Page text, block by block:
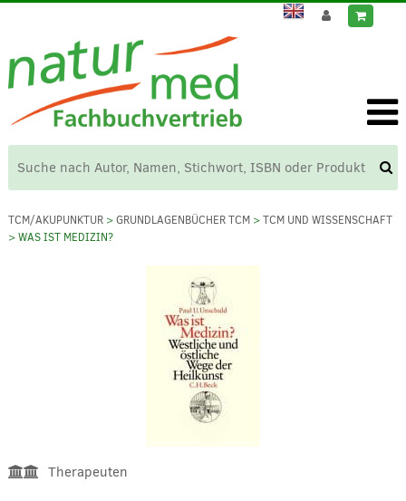
TCM/AKUPUNKTUR>GRUNDLAGENBÜCHER TCM>TCM UND WISSENSCHAFT
> WAS IST MEDIZIN?
Therapeuten